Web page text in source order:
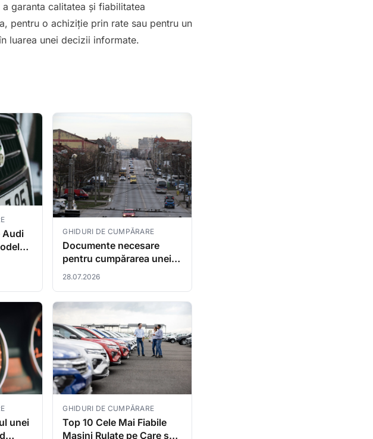
garanta calitatea și fiabilitatea
pentru o achiziție prin rate sau pentru un
luarea unei decizii informate.
Audi
GHIDURI DE CUMPĂRARE
Documente necesare
pentru cumpărarea unei
mașini second hand în
28.07.2026
unei
GHIDURI DE CUMPĂRARE
Top 10 Cele Mai Fiabile
Mașini Rulate pe Care să